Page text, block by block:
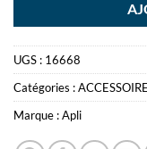
UGS : 16668
Catégories :
Marque :Apli